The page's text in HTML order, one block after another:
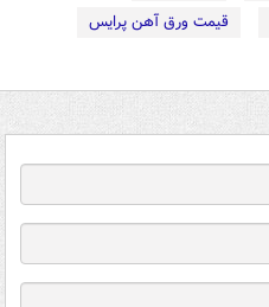
قیمت ورق آهن پرایس